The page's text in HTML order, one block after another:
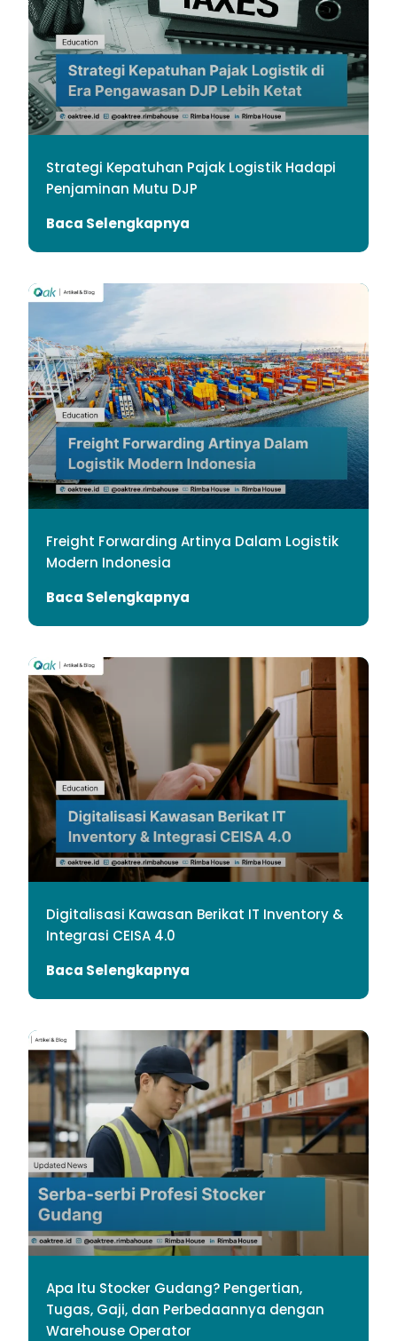
Strategi Kepatuhan Pajak Logistik Hadapi
Penjaminan Mutu DJP
Baca Selengkapnya
Freight Forwarding Artinya Dalam Logistik
Modern Indonesia
Baca Selengkapnya
Digitalisasi Kawasan Berikat IT Inventory &
Integrasi CEISA 4.0
Baca Selengkapnya
Apa Itu Stocker Gudang? Pengertian,
Tugas, Gaji, dan Perbedaannya dengan
Warehouse Operator